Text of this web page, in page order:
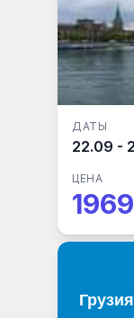
ДАТЫ
22.09 -
ЦЕНА
Грузия